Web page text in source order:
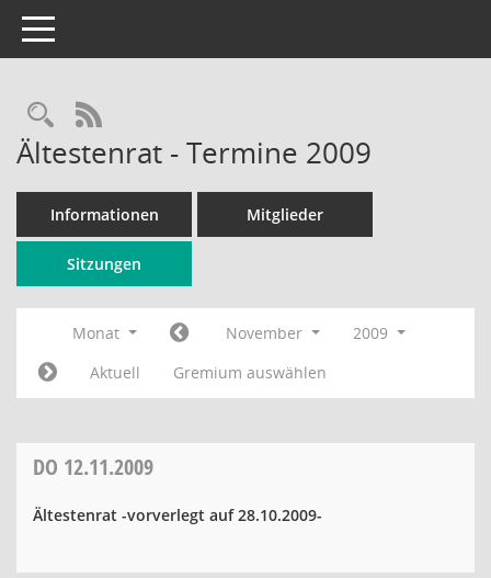
Toggle navigation
Rechercheauswahl
RSS-Feed
Ältestenrat - Termine 2009
Informationen Mitglieder
Sitzungen
Monat November
2009
Aktuell
Gremium auswählen
DO 12.11.2009
Ältestenrat -vorverlegt auf 28.10.2009-